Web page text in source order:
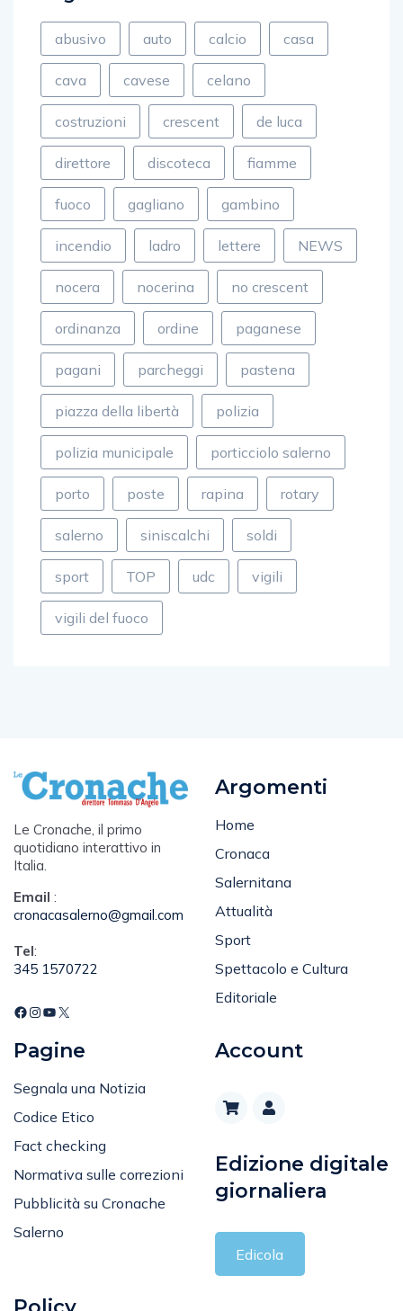
abusivo auto calcio casa
cava cavese celano
costruzioni crescent de luca
direttore discoteca fiamme
fuoco gagliano gambino
incendio ladro lettere NEWS
nocera nocerina no crescent
ordinanza ordine paganese
pagani parcheggi pastena
piazza della libertà polizia
polizia municipale porticciolo salerno
porto poste rapina rotary
salerno siniscalchi soldi
sport TOP udc vigili
vigili del fuoco
Le Cronache, il primo
quotidiano interattivo in
Italia.
cronacasalerno@gmail.com
345 1570722
Cronaca
Salernitana
Attualità
Sport
Spettacolo e Cultura
Editoriale
Codice Etico
Fact checking
Normativa sulle correzioni
Pubblicità su Cronache
Salerno
giornaliera
Edicola